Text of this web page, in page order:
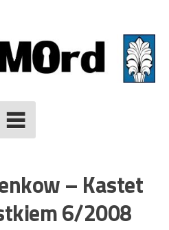
– Kastet
6/2008